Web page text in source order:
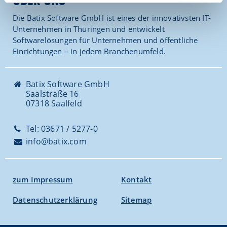
Die Batix Software GmbH ist eines der innovativsten IT-
Unternehmen in Thüringen und entwickelt
Softwarelösungen für Unternehmen und öffentliche
Einrichtungen – in jedem Branchenumfeld.
Batix Software GmbH
Saalstraße 16
07318 Saalfeld
Tel: 03671 / 5277-0
info@batix.com
zum Impressum
Datenschutzerklärung
Kontakt
Sitemap